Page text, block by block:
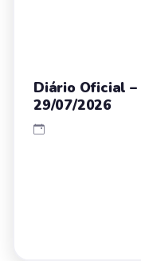
Diário Oficial –
29/07/2026